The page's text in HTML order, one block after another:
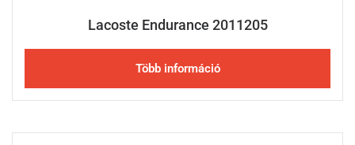
Lacoste Endurance 2011205
Több információ